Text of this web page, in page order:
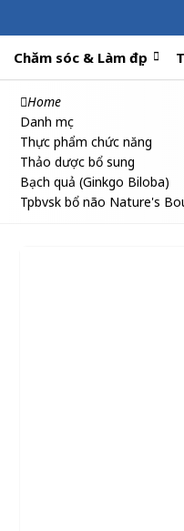
Chăm sóc & Làm đẹp
Home
Danh mục
Thực phẩm chức năng
Thảo dược bổ sung
Bạch quả (Ginkgo Biloba)
Tpbvsk bổ não Nature's